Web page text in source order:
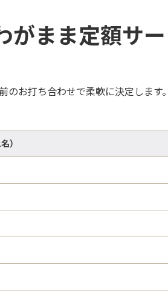
がまま定額サ
お打ち合わせで柔軟に決定します。
）